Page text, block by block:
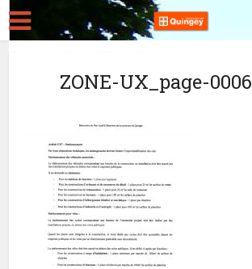
ZONE-UX_page-0006